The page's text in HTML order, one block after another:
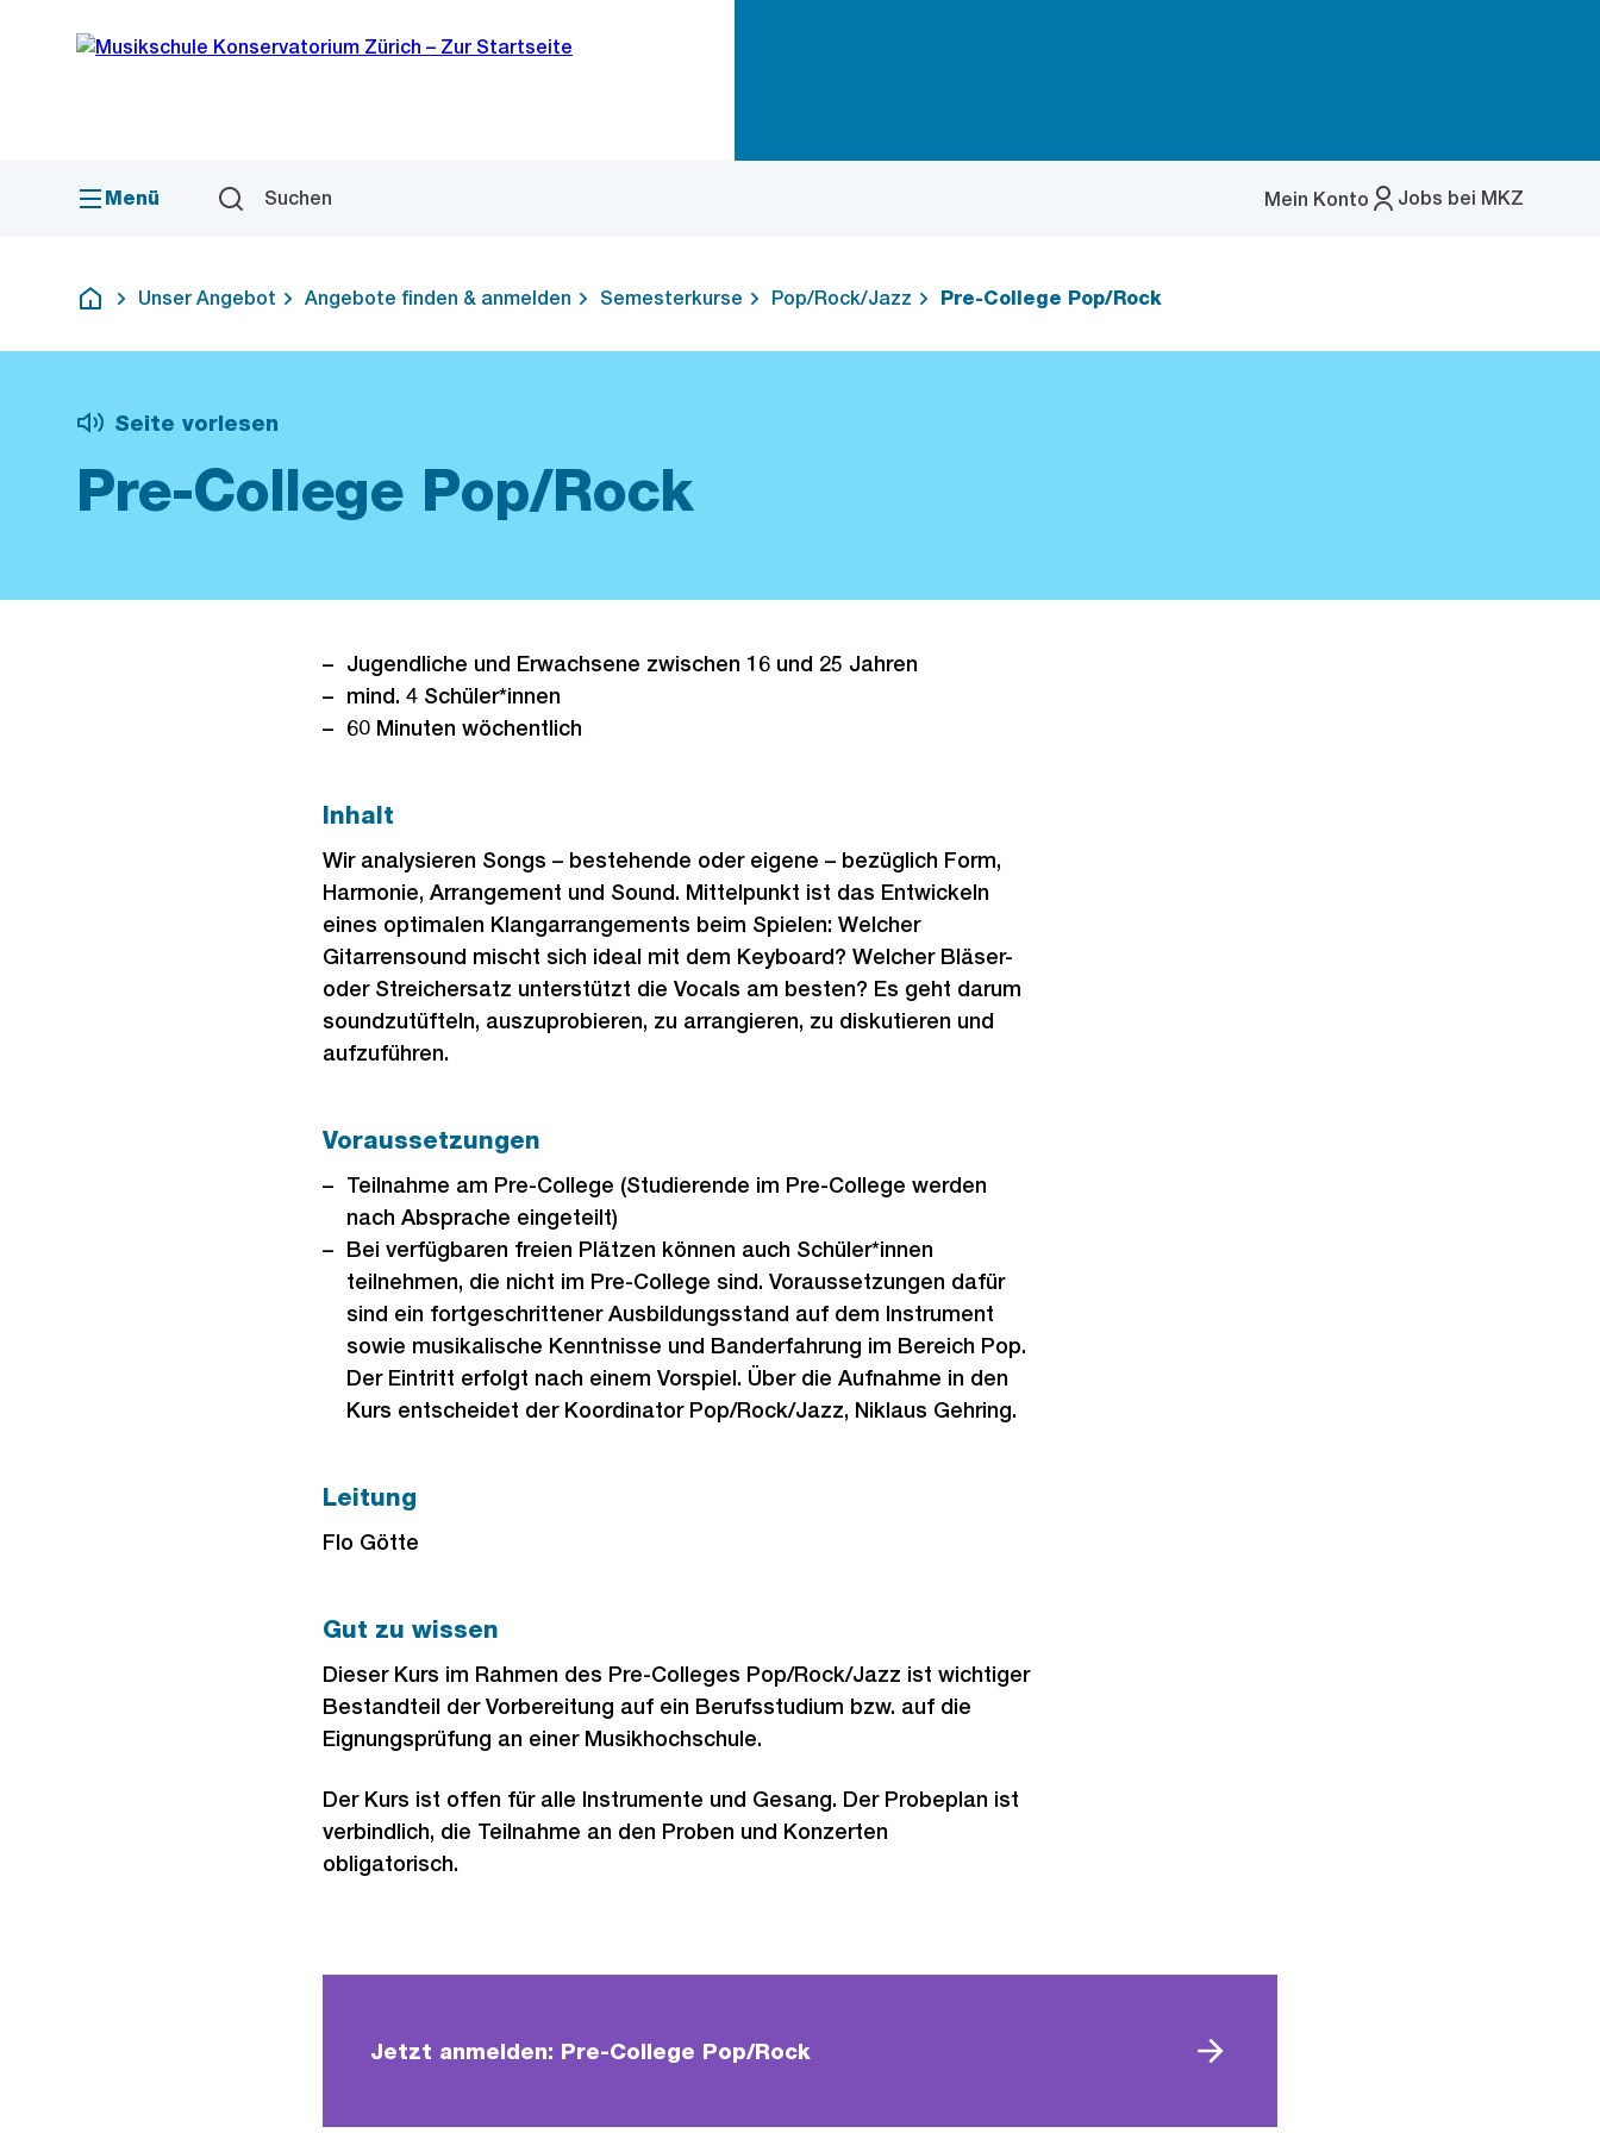
Navigation
Sprunglink
Menü Suchen Jobs bei MKZ
Mein Konto
Menü
Deutsch
Unser Angebot Angebote finden & anmelden Semesterkurse Pop/Rock/Jazz Pre-College Pop/Rock
Seite vorlesen
Pre-College Pop/Rock
Jugendliche und Erwachsene zwischen 16 und 25 Jahren
mind. 4 Schüler*innen
60 Minuten wöchentlich
Inhalt
Wir analysieren Songs – bestehende oder eigene – bezüglich Form,
Harmonie, Arrangement und Sound. Mittelpunkt ist das Entwickeln
eines optimalen Klangarrangements beim Spielen: Welcher
Gitarrensound mischt sich ideal mit dem Keyboard? Welcher Bläser-
oder Streichersatz unterstützt die Vocals am besten? Es geht darum
soundzutüfteln, auszuprobieren, zu arrangieren, zu diskutieren und
aufzuführen.
Voraussetzungen
Teilnahme am Pre-College (Studierende im Pre-College werden
nach Absprache eingeteilt)
Bei verfügbaren freien Plätzen können auch Schüler*innen
teilnehmen, die nicht im Pre-College sind. Voraussetzungen dafür
sind ein fortgeschrittener Ausbildungsstand auf dem Instrument
sowie musikalische Kenntnisse und Banderfahrung im Bereich Pop.
Der Eintritt erfolgt nach einem Vorspiel. Über die Aufnahme in den
Kurs entscheidet der Koordinator Pop/Rock/Jazz, Niklaus Gehring.
Leitung
Flo Götte
Gut zu wissen
Dieser Kurs im Rahmen des Pre-Colleges Pop/Rock/Jazz ist wichtiger
Bestandteil der Vorbereitung auf ein Berufsstudium bzw. auf die
Eignungsprüfung an einer Musikhochschule.
Der Kurs ist offen für alle Instrumente und Gesang. Der Probeplan ist
verbindlich, die Teilnahme an den Proben und Konzerten
obligatorisch.
Jetzt anmelden: Pre-College Pop/Rock